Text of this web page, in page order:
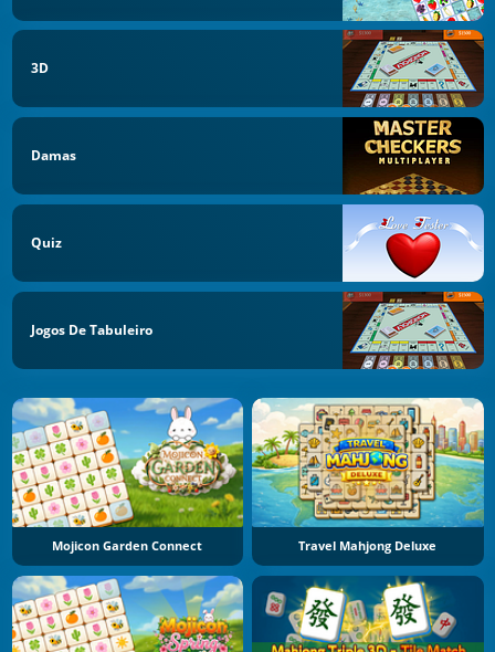
3D
Damas
Quiz
Jogos De Tabuleiro
Mojicon Garden Connect Travel Mahjong Deluxe